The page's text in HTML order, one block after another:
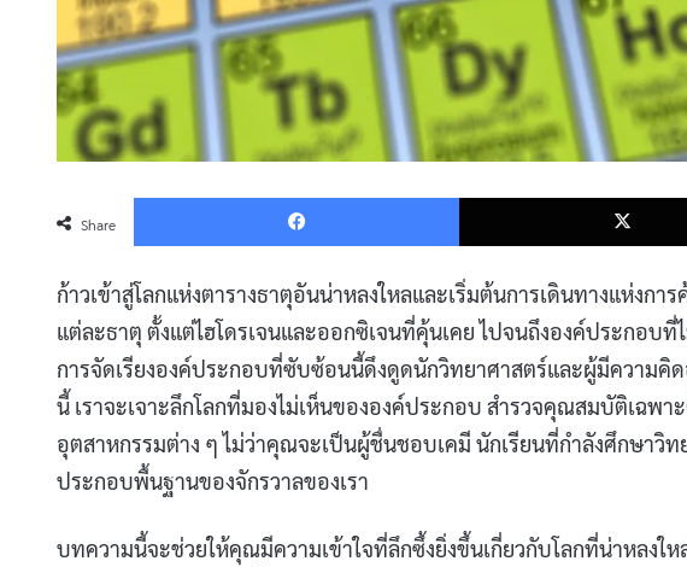
Share
Facebook
ก้าวเข้าสู่โลกแห่งตารางธาตุอันน่าหลงใหลและเริ่มต้นการเดินทางแห่งก
แต่ละธาตุ ตั้งแต่ไฮโดรเจนและออกซิเจนที่คุ้นเคย ไปจนถึงองค์ประกอบที่
การจัดเรียงองค์ประกอบที่ซับซ้อนนี้ดึงดูดนักวิทยาศาสตร์และผู้มีความคิ
นี้ เราจะเจาะลึกโลกที่มองไม่เห็นขององค์ประกอบ สำรวจคุณสมบัติเฉพ
อุตสาหกรรมต่าง ๆ ไม่ว่าคุณจะเป็นผู้ชื่นชอบเคมี นักเรียนที่กำลังศึกษาวิท
ประกอบพื้นฐานของจักรวาลของเรา
บทความนี้จะช่วยให้คุณมีความเข้าใจที่ลึกซึ้งยิ่งขึ้นเกี่ยวกับโลกที่น่าหลงใ